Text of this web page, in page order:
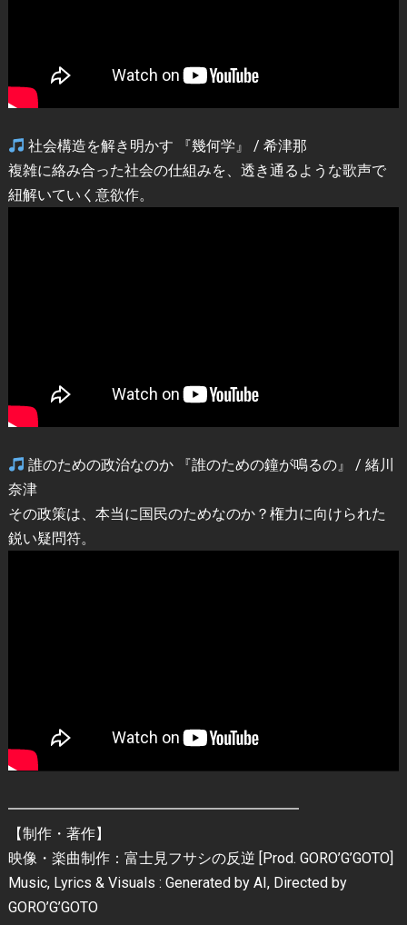
社会構造を解き明かす 『幾何学』 / 希津那
複雑に絡み合った社会の仕組みを、透き通るような歌声で
紐解いていく意欲作。
誰のための政治なのか 『誰のための鐘が鳴るの』 / 緒川
奈津
その政策は、本当に国民のためなのか？権力に向けられた
鋭い疑問符。
━━━━━━━━━━━━━━━━━━━━
【制作・著作】
映像・楽曲制作：富士見フサシの反逆 [Prod. GORO’G’GOTO]
Music, Lyrics & Visuals : Generated by AI, Directed by
GORO’G’GOTO